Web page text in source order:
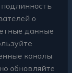
подлинность
о
данные
каналы
обновляйте